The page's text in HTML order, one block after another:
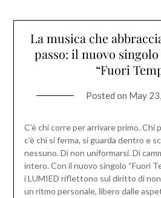
La musica che
passo: il nuovo
“Fuori
Posted on May
C’è chi corre per arrivare primo. Chi
c’è chi si ferma, si guarda dentro e
nessuno. Di non uniformarsi. Di
intero. Con il nuovo singolo “Fuori
i LUMIED riflettono sul diritto di
un ritmo personale, libero dalle